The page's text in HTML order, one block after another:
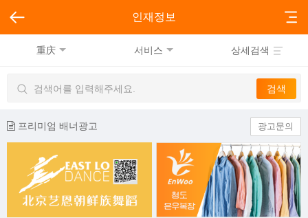
인재정보
重庆 서비스 상세검색
프리미엄 배너광고 광고문의